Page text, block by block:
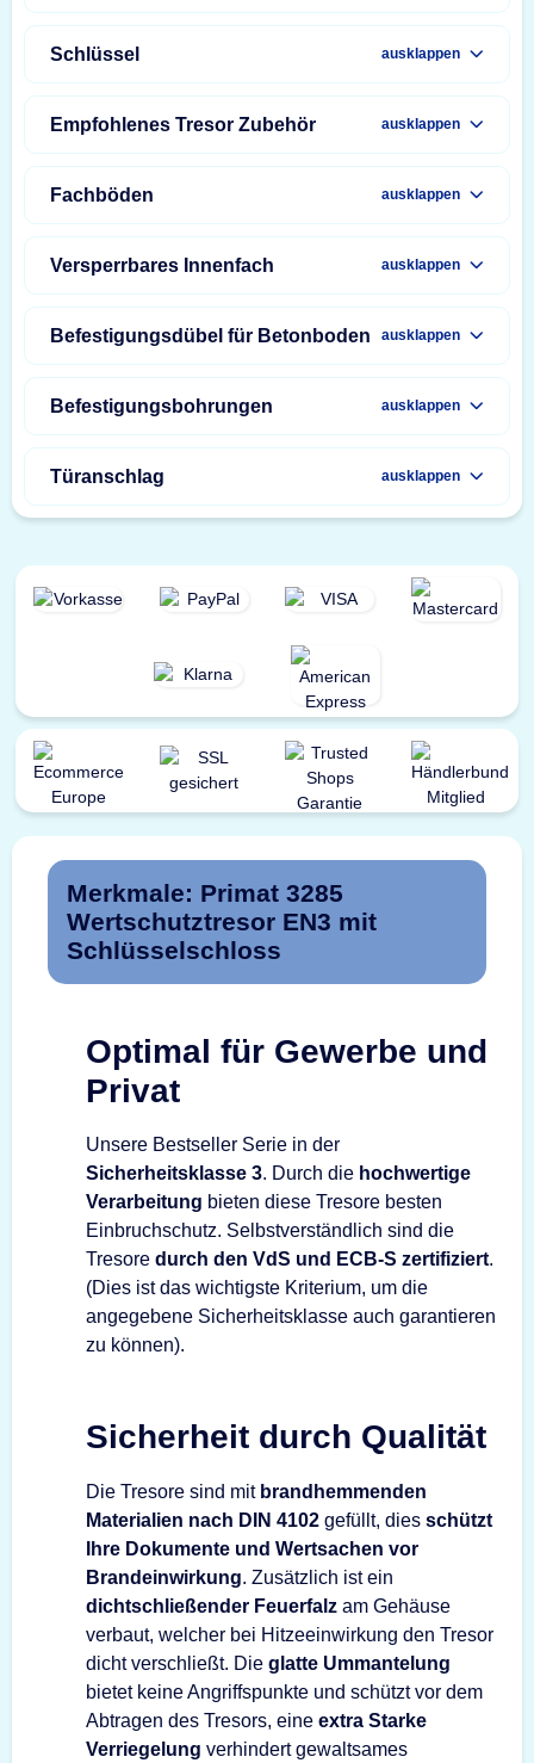
Schlüssel ausklappen
Empfohlenes Tresor Zubehör ausklappen
Fachböden ausklappen
Versperrbares Innenfach ausklappen
Befestigungsdübel für Betonboden ausklappen
Befestigungsbohrungen ausklappen
Türanschlag ausklappen
Merkmale: Primat 3285
Wertschutztresor EN3 mit
Schlüsselschloss
Optimal für Gewerbe und
Privat
Unsere Bestseller Serie in der
Sicherheitsklasse 3. Durch die hochwertige
Verarbeitung bieten diese Tresore besten
Einbruchschutz. Selbstverständlich sind die
Tresore durch den VdS und ECB-S zertifiziert.
(Dies ist das wichtigste Kriterium, um die
angegebene Sicherheitsklasse auch garantieren
zu können).
Sicherheit durch Qualität
Die Tresore sind mit brandhemmenden
Materialien nach DIN 4102 gefüllt, dies schützt
Ihre Dokumente und Wertsachen vor
Brandeinwirkung. Zusätzlich ist ein
dichtschließender Feuerfalz am Gehäuse
verbaut, welcher bei Hitzeeinwirkung den Tresor
dicht verschließt. Die glatte Ummantelung
bietet keine Angriffspunkte und schützt vor dem
Abtragen des Tresors, eine extra Starke
Verriegelung verhindert gewaltsames